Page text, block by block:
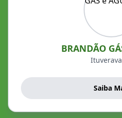
BRANDÃO
Saiba